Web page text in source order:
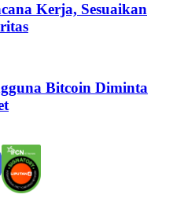
Kerja, Sesuaikan
Bitcoin Diminta